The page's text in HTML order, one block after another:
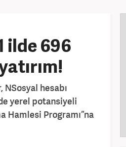
ilde 696
NSosyal hesabı
yerel potansiyeli
Hamlesi Programı”na